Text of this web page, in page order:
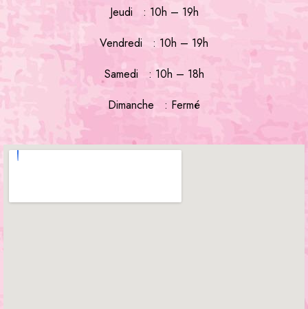
Jeudi : 10h – 19h
Vendredi : 10h – 19h
Samedi : 10h – 18h
Dimanche : Fermé